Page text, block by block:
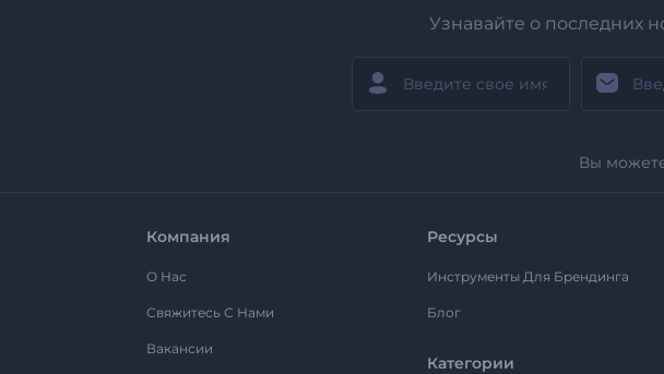
Узнавайте о последних
Вы
Компания
О Нас
Свяжитесь С Нами
Вакансии
Ресурсы
Инструменты Для Брендинга
Блог
Категории